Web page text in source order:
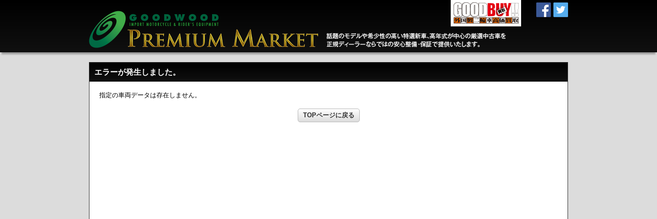
エラーが発生しました。
指定の車両データは存在しません。
TOPページに戻る